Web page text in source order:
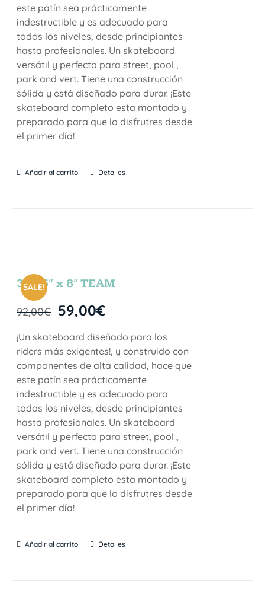
este patín sea prácticamente
indestructible y es adecuado para
todos los niveles, desde principiantes
hasta profesionales. Un skateboard
versátil y perfecto para street, pool ,
park and vert. Tiene una construcción
sólida y está diseñado para durar. ¡Este
skateboard completo esta montado y
preparado para que lo disfrutres desde
el primer día!
Añadir al carrito Detalles
SALE!
31.75″ x 8″ TEAM
92,00€ 59,00€
¡Un skateboard diseñado para los
riders más exigentes!, y construido con
componentes de alta calidad, hace que
este patín sea prácticamente
indestructible y es adecuado para
todos los niveles, desde principiantes
hasta profesionales. Un skateboard
versátil y perfecto para street, pool ,
park and vert. Tiene una construcción
sólida y está diseñado para durar. ¡Este
skateboard completo esta montado y
preparado para que lo disfrutres desde
el primer día!
Añadir al carrito Detalles